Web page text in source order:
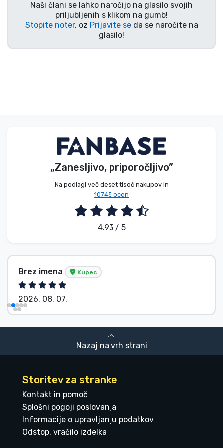
Naši člani se lahko naročijo na glasilo svojih
priljubljenih s klikom na gumb!
Stopite noter, oz Prijavite seda se naročite na
glasilo!
„Zanesljivo, priporočljivo”
Na podlagi več deset tisoč nakupov in
10745 ocen
4.93 / 5
Brez imena Kupec
2026. 08. 07.
Nazaj na vrh strani
Storitev za stranke
Kontakt in pomoč
Splošni pogoji poslovanja
Informacije o upravljanju podatkov
Odstop, vračilo izdelka
Anime izdelki
Blagovne znamke